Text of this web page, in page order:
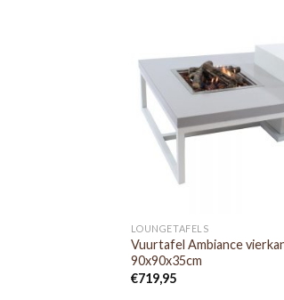
LOUNGETAFELS
Vuurtafel Ambiance
90x90x35cm
€719,95